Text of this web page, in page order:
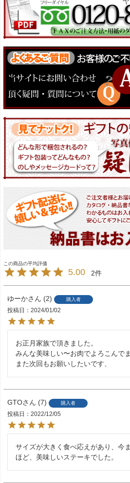
5.00 2
ゆーか 2 購入者
投稿日 2024/01/02
お正月家族で頂きました。
みんな美味しい〜お肉でよろこんでま
また次回もお願いしたいです、
GTO 7 購入者
投稿日 2022/12/05
サイズが大きく食べ応えがあり、今
ほど、美味しいステーキでした。